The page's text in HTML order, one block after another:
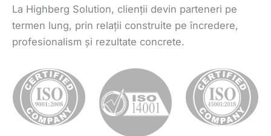
La Highberg Solution, clienții devin parteneri pe
termen lung, prin relații construite pe încredere,
profesionalism și rezultate concrete.